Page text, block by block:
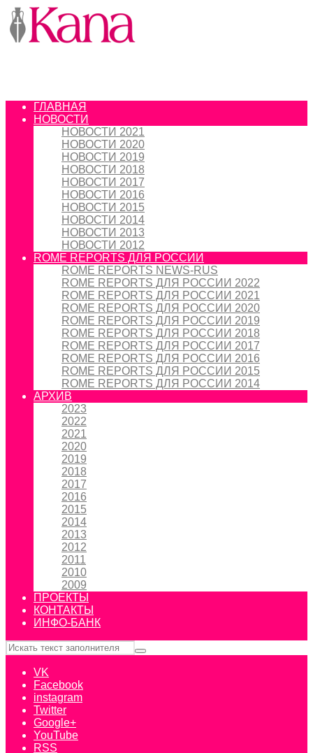
ГЛАВНАЯ
НОВОСТИ
НОВОСТИ 2021
НОВОСТИ 2020
НОВОСТИ 2019
НОВОСТИ 2018
НОВОСТИ 2017
НОВОСТИ 2016
НОВОСТИ 2015
НОВОСТИ 2014
НОВОСТИ 2013
НОВОСТИ 2012
ROME REPORTS ДЛЯ РОССИИ
ROME REPORTS NEWS-RUS
ROME REPORTS ДЛЯ РОССИИ 2022
ROME REPORTS ДЛЯ РОССИИ 2021
ROME REPORTS ДЛЯ РОССИИ 2020
ROME REPORTS ДЛЯ РОССИИ 2019
ROME REPORTS ДЛЯ РОССИИ 2018
ROME REPORTS ДЛЯ РОССИИ 2017
ROME REPORTS ДЛЯ РОССИИ 2016
ROME REPORTS ДЛЯ РОССИИ 2015
ROME REPORTS ДЛЯ РОССИИ 2014
АРХИВ
2023
2022
2021
2020
2019
2018
2017
2016
2015
2014
2013
2012
2011
2010
2009
ПРОЕКТЫ
КОНТАКТЫ
ИНФО-БАНК
VK
Facebook
instagram
Twitter
Google+
YouTube
RSS